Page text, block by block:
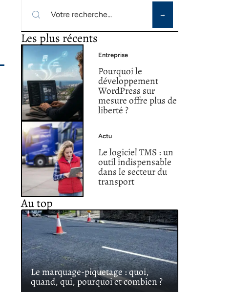
Les plus récents
Entreprise
Pourquoi le
développement
WordPress sur
mesure offre plus de
liberté ?
Actu
Le logiciel TMS : un
outil indispensable
dans le secteur du
transport
Au top
Le marquage-piquetage : quoi,
quand, qui, pourquoi et combien ?